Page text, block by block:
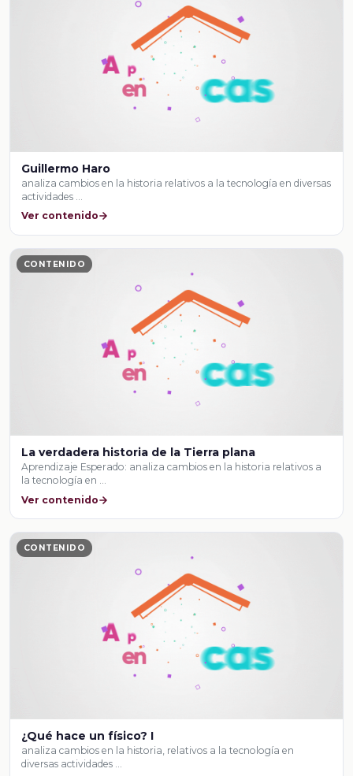
Guillermo Haro
analiza cambios en la historia relativos a la tecnología en diversas
actividades …
Ver contenido
CONTENIDO
La verdadera historia de la Tierra plana
Aprendizaje Esperado: analiza cambios en la historia relativos a
la tecnología en …
Ver contenido
CONTENIDO
¿Qué hace un físico? I
analiza cambios en la historia, relativos a la tecnología en
diversas actividades …